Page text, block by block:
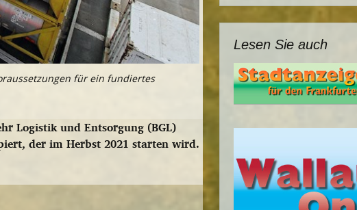
für ein fundiertes
Logistik und Entsorgung (BGL)
der im Herbst 2021 starten wird.
Lesen Sie auch